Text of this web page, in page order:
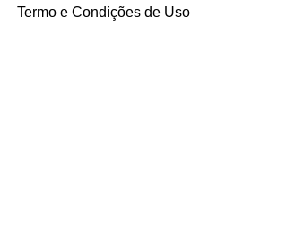
Termo e Condições de Uso